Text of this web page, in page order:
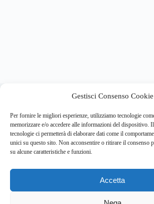
Gestisci Consenso Cookie
Per fornire le migliori esperienze, utilizziamo tecnologie
memorizzare e/o accedere alle informazioni del dispositivo.
tecnologie ci permetterà di elaborare dati come il
unici su questo sito. Non acconsentire o ritirare il consenso
su alcune caratteristiche e funzioni.
Accetta
psicologia e salute mentale.
Address:
VIA USODIMARE 3 - 37138 -
info@respira.re
045-511-